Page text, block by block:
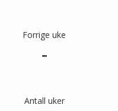
Forrige uke
-
Antall uker